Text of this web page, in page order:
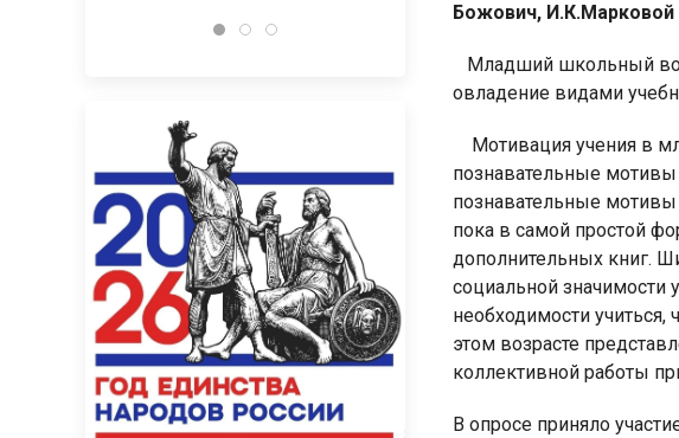
Божович, И.К.Марковой
Младший школьный
овладение видами
Мотивация учения в
познавательные мотивы
познавательные
пока в самой простой
дополнительных книг.
социальной значимости
необходимости
этом возрасте
коллективной работы
В опросе приняло